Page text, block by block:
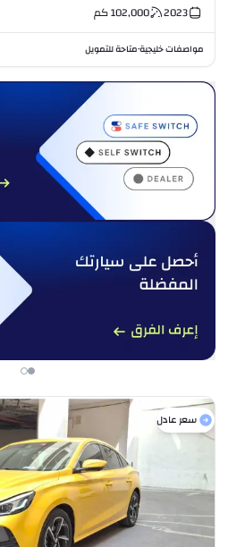
2023
102,000كم
مواصفات خليجية•متاحة للتمويل
سعر عادل